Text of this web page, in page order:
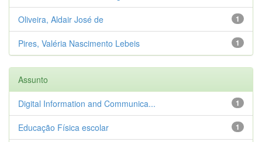
1
Oliveira, Aldair José de
1
Pires, Valéria Nascimento Lebeis
Assunto
1
Digital Information and Communica...
1
Educação Física escolar